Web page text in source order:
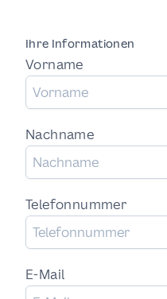
Ihre Informationen
Vorname
Nachname
Telefonnummer
E-Mail